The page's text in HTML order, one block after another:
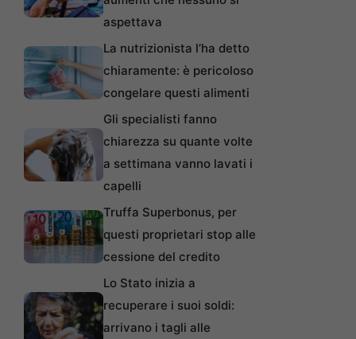
aspettava
La nutrizionista l’ha detto
chiaramente: è pericoloso
congelare questi alimenti
Gli specialisti fanno
chiarezza su quante volte
a settimana vanno lavati i
capelli
Truffa Superbonus, per
questi proprietari stop alle
cessione del credito
Lo Stato inizia a
recuperare i suoi soldi:
arrivano i tagli alle